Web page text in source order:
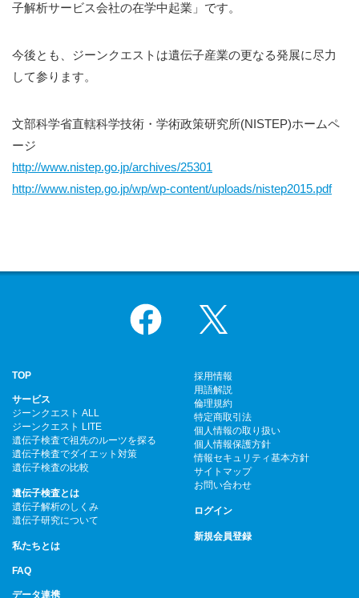
子解析サービス会社の在学中起業」です。
今後とも、ジーンクエストは遺伝子産業の更なる発展に尽力
して参ります。
文部科学省直轄科学技術・学術政策研究所(NISTEP)ホームペ
ージ
http://www.nistep.go.jp/archives/25301
http://www.nistep.go.jp/wp/wp-content/uploads/nistep2015.pdf
Facebook
TOP
サービス
ジーンクエスト ALL
ジーンクエスト LITE
遺伝子検査で祖先のルーツを探る
遺伝子検査でダイエット対策
遺伝子検査の比較
遺伝子検査とは
遺伝子解析のしくみ
遺伝子研究について
私たちとは
FAQ
データ連携
採用情報
用語解説
倫理規約
特定商取引法
個人情報の取り扱い
個人情報保護方針
情報セキュリティ基本方針
サイトマップ
お問い合わせ
ログイン
新規会員登録